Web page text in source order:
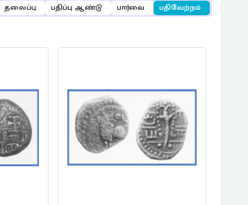
தலைப்பு பதிப்பு ஆண்டு பார்வை பதிவேற்றம்